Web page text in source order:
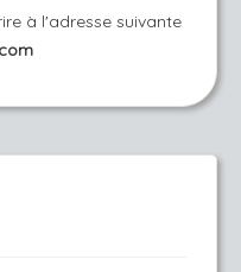
à l'adresse suivante